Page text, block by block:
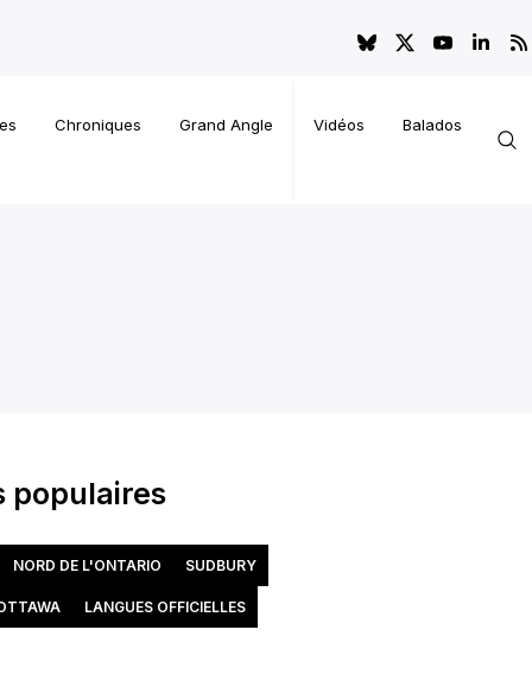
Chroniques Grand Angle Vidéos Balados
populaires
NORD DE L'ONTARIO SUDBURY
LANGUES OFFICIELLES